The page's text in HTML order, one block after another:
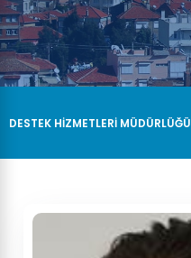
DESTEK HİZMETLERİ MÜDÜRLÜĞÜ